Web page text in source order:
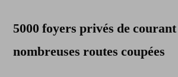
5000 foyers privés de
nombreuses routes coupées